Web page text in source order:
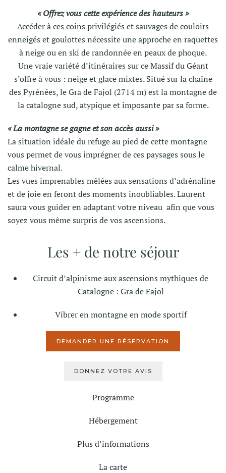
« Offrez vous cette expérience des hauteurs »
Accéder à ces coins privilégiés et sauvages de couloirs
enneigés et goulottes nécessite une approche en raquettes
à neige ou en ski de randonnée en peaux de phoque.
Une vraie variété d’itinéraires sur ceMassif du Géant
s’offre à vous : neige et glace mixtes. Situé sur la chaîne
des Pyrénées, le Gra de Fajol (2714 m) est la montagne de
la catalogne sud, atypique et imposante par sa forme.
« La montagne se gagne et son accès aussi »
La situation idéale du refuge au pied de cette montagne
vous permet de vous imprégner de ces paysages sous le
calme hivernal.
Les vues imprenables mêlées aux sensations d’adrénaline
et de joie en feront des moments inoubliables. Laurent
saura vous guider en adaptant votre niveau afin que vous
soyez vous même surpris de vos ascensions.
Les + de notre séjour
Circuit d’alpinisme aux ascensions mythiques de
Catalogne : Gra de Fajol
Vibrer en montagne en mode sportif
DEMANDER UNE RÉSERVATION
DONNEZ VOTRE AVIS
Programme
Hébergement
Plus d’informations
La carte